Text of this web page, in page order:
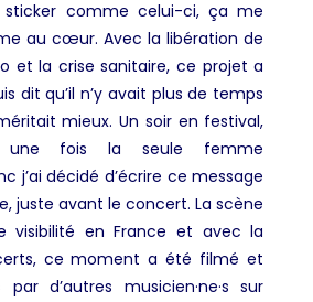
sticker comme celui-ci, ça me
au cœur. Avec la libération de
et la crise sanitaire, ce projet a
dit qu’il n’y avait plus de temps
mieux. Un soir en festival,
une fois la seule femme
j’ai décidé d’écrire ce message
juste avant le concert. La scène
visibilité en France et avec la
ce moment a été filmé et
d’autres musicien·ne·s sur